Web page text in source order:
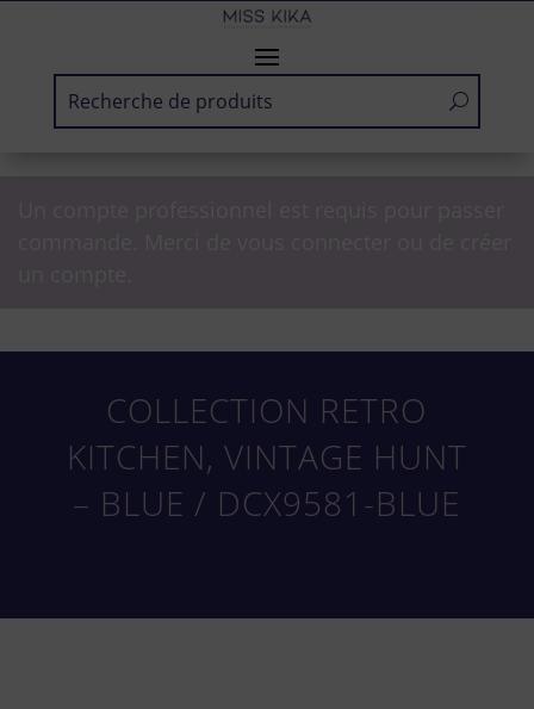
COLLECTION RETRO
KITCHEN, VINTAGE HUNT
– BLUE / DCX9581-BLUE